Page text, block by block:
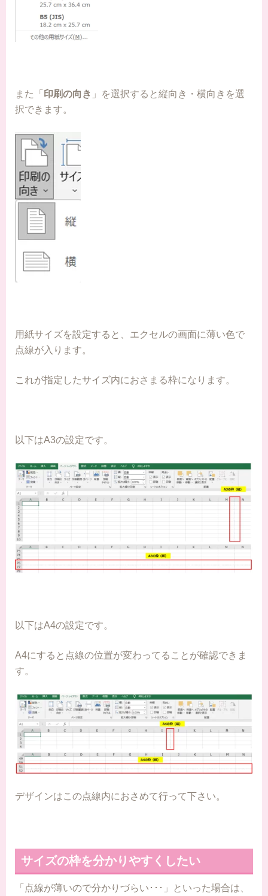
また「 印刷の向き 」を選択すると縦向き・横向きを選
択できます。
用紙サイズを設定すると、エクセルの画面に薄い色で
点線が入ります。
これが指定したサイズ内におさまる枠になります。
以下はA3の設定です。
以下はA4の設定です。
A4にすると点線の位置が変わってることが確認できま
す。
デザインはこの点線内におさめて行って下さい。
サイズの枠を分かりやすくしたい
「点線が薄いので分かりづらい･･･」といった場合は、